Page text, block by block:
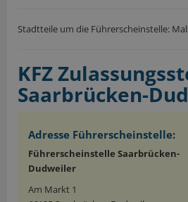
Stadtteile um die Führerscheinstelle:
KFZ
Saarbrücken-
Adresse Führerscheinstelle:
Führerscheinstelle Saarbrücken-
Dudweiler
Am Markt 1